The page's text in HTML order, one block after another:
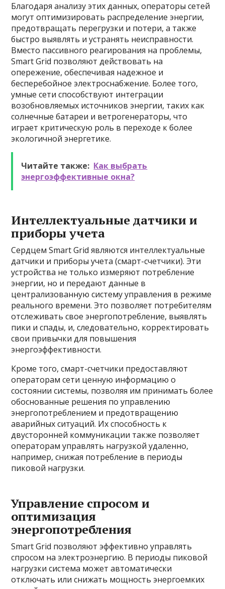
Благодаря анализу этих данных, операторы сетей
могут оптимизировать распределение энергии,
предотвращать перегрузки и потери, а также
быстро выявлять и устранять неисправности.
Вместо пассивного реагирования на проблемы,
Smart Grid позволяют действовать на
опережение, обеспечивая надежное и
бесперебойное электроснабжение. Более того,
умные сети способствуют интеграции
возобновляемых источников энергии, таких как
солнечные батареи и ветрогенераторы, что
играет критическую роль в переходе к более
экологичной энергетике.
Читайте также: Как выбрать
энергоэффективные окна?
Интеллектуальные датчики и
приборы учета
Сердцем Smart Grid являются интеллектуальные
датчики и приборы учета (смарт-счетчики). Эти
устройства не только измеряют потребление
энергии, но и передают данные в
централизованную систему управления в режиме
реального времени. Это позволяет потребителям
отслеживать свое энергопотребление, выявлять
пики и спады, и, следовательно, корректировать
свои привычки для повышения
энергоэффективности.
Кроме того, смарт-счетчики предоставляют
операторам сети ценную информацию о
состоянии системы, позволяя им принимать более
обоснованные решения по управлению
энергопотреблением и предотвращению
аварийных ситуаций. Их способность к
двусторонней коммуникации также позволяет
операторам управлять нагрузкой удаленно,
например, снижая потребление в периоды
пиковой нагрузки.
Управление спросом и
оптимизация
энергопотребления
Smart Grid позволяют эффективно управлять
спросом на электроэнергию. В периоды пиковой
нагрузки система может автоматически
отключать или снижать мощность энергоемких